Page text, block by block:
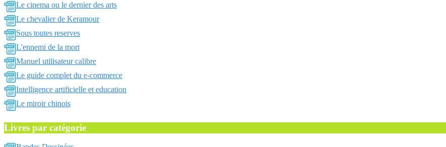
Le cinema ou le dernier des arts
Le chevalier de Keramour
Sous toutes reserves
L'ennemi de la mort
Manuel utilisateur calibre
Le guide complet du e-commerce
Intelligence artificielle et education
Le miroir chinois
Livres par catégorie